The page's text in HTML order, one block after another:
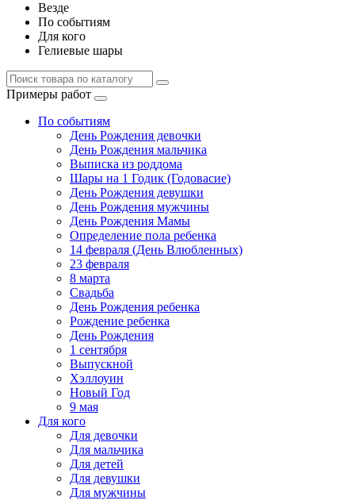
Везде
По событиям
Для кого
Гелиевые шары
Примеры работ
По событиям
День Рождения девочки
День Рождения мальчика
Выписка из роддома
Шары на 1 Годик (Годовасие)
День Рождения девушки
День Рождения мужчины
День Рождения Мамы
Определение пола ребенка
14 февраля (День Влюбленных)
23 февраля
8 марта
Свадьба
День Рождения ребенка
Рождение ребенка
День Рождения
1 сентября
Выпускной
Хэллоуин
Новый Год
9 мая
Для кого
Для девочки
Для мальчика
Для детей
Для девушки
Для мужчины